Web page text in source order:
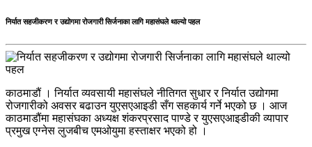
निर्यात सहजीकरण र उद्योगमा रोजगारी सिर्जनाका लागि महासंघले थाल्यो पहल
काठमाडौं । निर्यात व्यवसायी महासंघले नीतिगत सुधार र निर्यात उद्योगमा
रोजगारीको अवसर बढाउन युएसएआइडी सँग सहकार्य गर्ने भएको छ । आज
काठमाडौंमा महासंघका अध्यक्ष शंकरप्रसाद पाण्डे र युएसएआइडीकी व्यापार
प्रमुख एग्नेस लुजबीच एमओयुमा हस्ताक्षर भएको हो ।